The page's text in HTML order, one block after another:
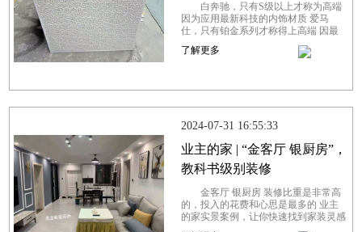
白奔驰，只有S级以上才称为高端
因为应用最新科技的内饰材质 爱马
仕，只有铂金系列才称得上高端 因最
稀缺的尼罗河鳄鱼皮制成 高端产品用
颜值说话 对于瓷砖，越白的坯体能呈
了解更多
2024-07-31 16:55:33
业主的家 | “金客厅 银厨房”，
教科书级别装修
金客厅 银厨房 装修比重是非常高
的，投入的花费和心思是最多的 业主
的家实景案例，让你快速找到家装灵感
对于注重生活品质的屋主陆先生来说，